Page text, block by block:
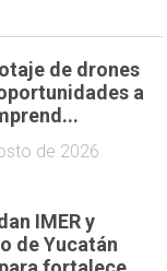
de drones
a
de 2026
IMER y
de Yucatán